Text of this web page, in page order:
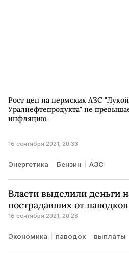
Рост цен на пермских АЗС
Уралнефтепродукта" не
инфляцию
16 сентября 2021, 20:33
Энергетика Бензин АЗС
Власти выделили деньги
пострадавших от
16 сентября 2021, 20:28
Экономика паводок выплаты